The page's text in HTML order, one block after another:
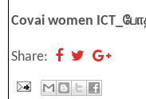
Covai women
Share: